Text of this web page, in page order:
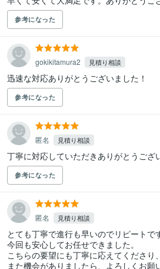
参考になった
gokikitamura2 見積り相談
迅速な対応ありがとうございました！
参考になった
匿名 見積り相談
丁寧に対応していただきありがとうござ
参考になった
匿名 見積り相談
とても丁寧で進行も早いのでリピートで
今回も安心してお任せできました。
こちらの要望にも丁寧に応えてくださり
また機会がありましたら、よろしくお願